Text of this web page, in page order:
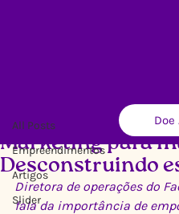
Doe
All Posts
Empreendimentos
Artigos
Slider
Marketing para
Desconstruindo
Ricardo Xavier 11 de jun. de 2014
Diretora de operações do
fala da importância de